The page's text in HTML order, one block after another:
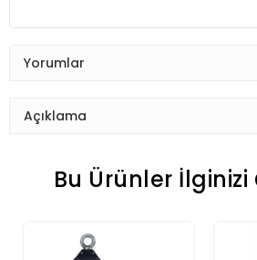
Yorumlar
Açıklama
Bu Ürünler